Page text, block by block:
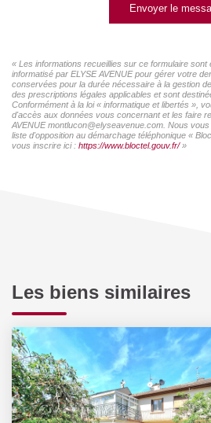
Envoyer le
« Les informations recueillies sur ce formulaire
informatisé par ELYSE AVENUE pour gérer votre
conservées pour la durée nécessaire à la gestion
des prescriptions légales applicables et sont
Conformément à la loi « informatique et libertés »,
d'accès aux données vous concernant et les faire
AVENUE montlucon@elyseavenue.com. Nous
liste d'opposition au démarchage téléphonique «
vous inscrire ici : https://www.bloctel.gouv.fr/»
Les biens similaires